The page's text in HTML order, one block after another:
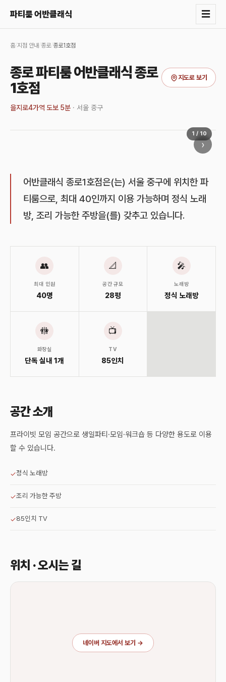
파티룸 어반클래식 ☰
홈/ 지점 안내 종로/ 종로1호점
종로 파티룸 어반클래식 종로
1호점
지도로 보기
을지로4가역 도보 5분 · 서울 중구
›
1 / 10
어반클래식 종로1호점은(는) 서울 중구에 위치한 파
티룸으로, 최대 40인까지 이용 가능하며 정식 노래
방, 조리 가능한 주방을(를) 갖추고 있습니다.
👥
최대 인원
40명
📐
공간 규모
28평
🎤
노래방
정식 노래방
🚻
화장실
단독 실내 1개
📺
TV
85인치
공간 소개
프라이빗 모임 공간으로 생일파티·모임·워크숍 등 다양한 용도로 이용
할 수 있습니다.
✓정식 노래방
✓조리 가능한 주방
✓85인치 TV
위치 · 오시는 길
네이버 지도에서 보기 →